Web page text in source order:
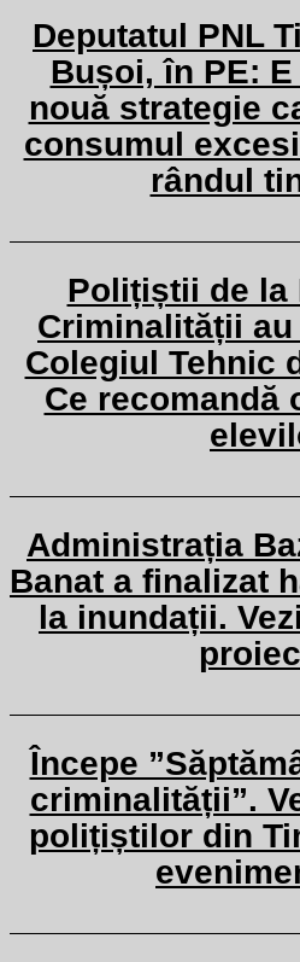
Deputatul PNL
Bușoi, în PE:
nouă strategie
consumul
rândul
Polițiștii de la
Criminalității
Colegiul Tehnic
Ce recomandă
Administrația
Banat a finalizat
la inundații.
Începe
criminalității”.
polițiștilor din